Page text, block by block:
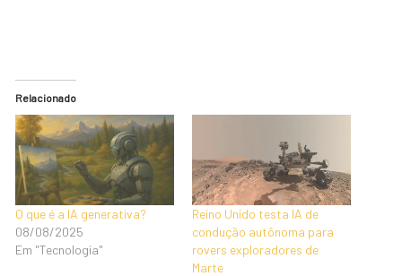
Relacionado
O que é a IA generativa?
08/08/2025
Em "Tecnologia"
Reino Unido testa IA de
condução autônoma para
rovers exploradores de
Marte